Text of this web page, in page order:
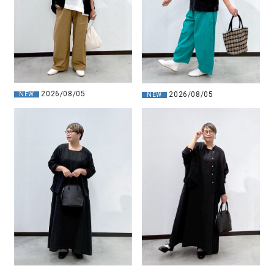
NEW 2026/08/05 NEW 2026/08/05